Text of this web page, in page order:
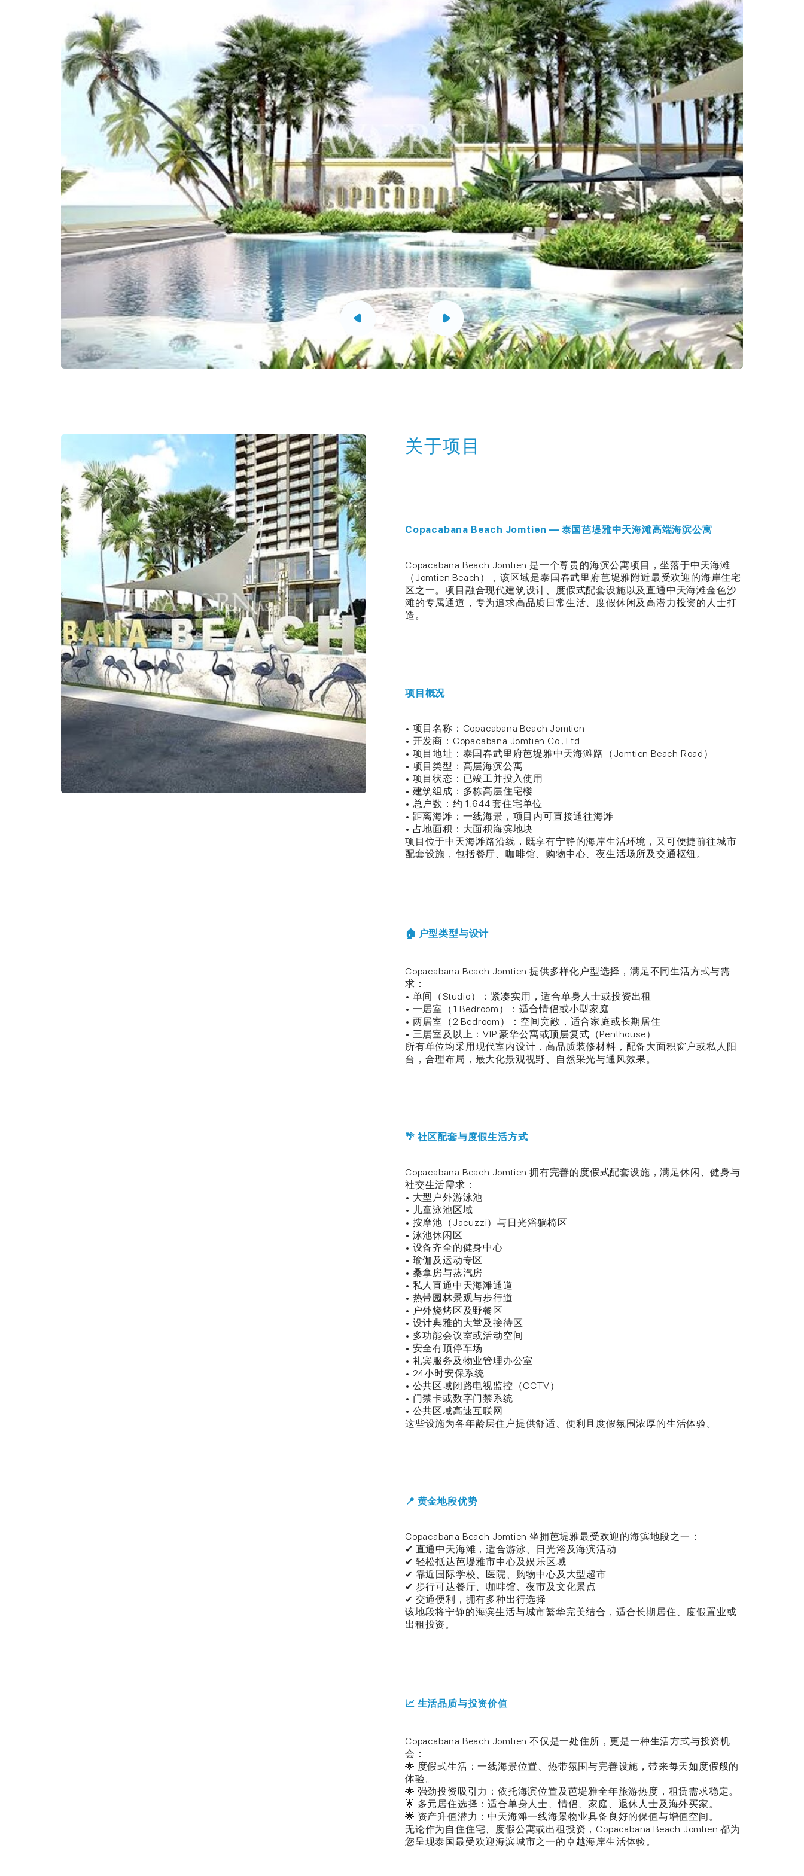
关于项目
Copacabana Beach Jomtien — 泰国芭堤雅中天海滩高端海滨公寓
Copacabana Beach Jomtien 是一个尊贵的海滨公寓项目，坐落于中天海滩
（Jomtien Beach），该区域是泰国春武里府芭堤雅附近最受欢迎的海岸住宅
区之一。项目融合现代建筑设计、度假式配套设施以及直通中天海滩金色沙
滩的专属通道，专为追求高品质日常生活、度假休闲及高潜力投资的人士打
造。
项目概况
• 项目名称：Copacabana Beach Jomtien
• 开发商：Copacabana Jomtien Co., Ltd.
• 项目地址：泰国春武里府芭堤雅中天海滩路（Jomtien Beach Road）
• 项目类型：高层海滨公寓
• 项目状态：已竣工并投入使用
• 建筑组成：多栋高层住宅楼
• 总户数：约 1,644 套住宅单位
• 距离海滩：一线海景，项目内可直接通往海滩
• 占地面积：大面积海滨地块
项目位于中天海滩路沿线，既享有宁静的海岸生活环境，又可便捷前往城市
配套设施，包括餐厅、咖啡馆、购物中心、夜生活场所及交通枢纽。
🏠 户型类型与设计
Copacabana Beach Jomtien 提供多样化户型选择，满足不同生活方式与需
求：
• 单间（Studio）：紧凑实用，适合单身人士或投资出租
• 一居室（1 Bedroom）：适合情侣或小型家庭
• 两居室（2 Bedroom）：空间宽敞，适合家庭或长期居住
• 三居室及以上：VIP 豪华公寓或顶层复式（Penthouse）
所有单位均采用现代室内设计，高品质装修材料，配备大面积窗户或私人阳
台，合理布局，最大化景观视野、自然采光与通风效果。
🌴 社区配套与度假生活方式
Copacabana Beach Jomtien 拥有完善的度假式配套设施，满足休闲、健身与
社交生活需求：
• 大型户外游泳池
• 儿童泳池区域
• 按摩池（Jacuzzi）与日光浴躺椅区
• 泳池休闲区
• 设备齐全的健身中心
• 瑜伽及运动专区
• 桑拿房与蒸汽房
• 私人直通中天海滩通道
• 热带园林景观与步行道
• 户外烧烤区及野餐区
• 设计典雅的大堂及接待区
• 多功能会议室或活动空间
• 安全有顶停车场
• 礼宾服务及物业管理办公室
• 24小时安保系统
• 公共区域闭路电视监控（CCTV）
• 门禁卡或数字门禁系统
• 公共区域高速互联网
这些设施为各年龄层住户提供舒适、便利且度假氛围浓厚的生活体验。
📍 黄金地段优势
Copacabana Beach Jomtien 坐拥芭堤雅最受欢迎的海滨地段之一：
✔ 直通中天海滩，适合游泳、日光浴及海滨活动
✔ 轻松抵达芭堤雅市中心及娱乐区域
✔ 靠近国际学校、医院、购物中心及大型超市
✔ 步行可达餐厅、咖啡馆、夜市及文化景点
✔ 交通便利，拥有多种出行选择
该地段将宁静的海滨生活与城市繁华完美结合，适合长期居住、度假置业或
出租投资。
📈 生活品质与投资价值
Copacabana Beach Jomtien 不仅是一处住所，更是一种生活方式与投资机
会：
🌟 度假式生活：一线海景位置、热带氛围与完善设施，带来每天如度假般的
体验。
🌟 强劲投资吸引力：依托海滨位置及芭堤雅全年旅游热度，租赁需求稳定。
🌟 多元居住选择：适合单身人士、情侣、家庭、退休人士及海外买家。
🌟 资产升值潜力：中天海滩一线海景物业具备良好的保值与增值空间。
无论作为自住住宅、度假公寓或出租投资，Copacabana Beach Jomtien 都为
您呈现泰国最受欢迎海滨城市之一的卓越海岸生活体验。